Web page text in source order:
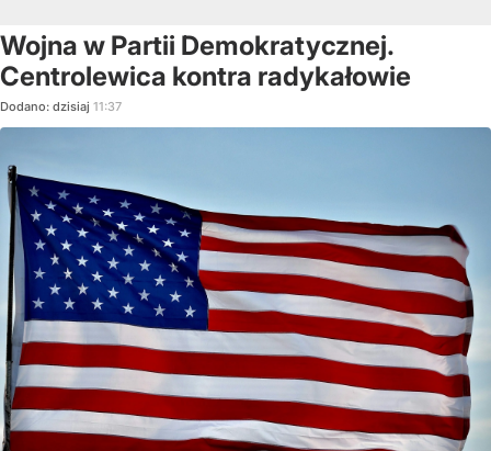
Wojna w Partii Demokratycznej.
Centrolewica kontra radykałowie
Dodano: dzisiaj 11:37